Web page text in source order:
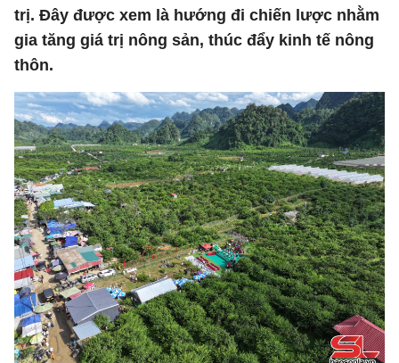
trị. Đây được xem là hướng đi chiến lược nhằm
gia tăng giá trị nông sản, thúc đẩy kinh tế nông
thôn.